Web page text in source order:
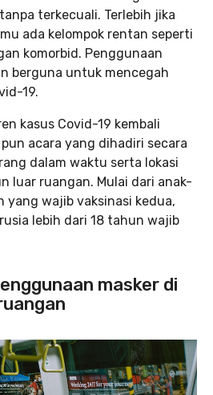
terkecuali. Terlebih jika
ada kelompok rentan seperti
komorbid. Penggunaan
berguna untuk mencegah
19.
kasus Covid-19 kembali
acara yang dihadiri secara
dalam waktu serta lokasi
luar ruangan. Mulai dari anak-
yang wajib vaksinasi kedua,
lebih dari 18 tahun wajib
masker di